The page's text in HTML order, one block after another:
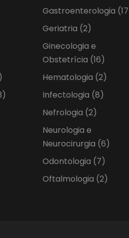
Gastroenterologia
Geriatria (2)
Ginecologia e
Obstetrícia (16)
Hematologia (2)
Infectologia (8)
Nefrologia (2)
Neurologia e
Neurocirurgia (6)
Odontologia (7)
Oftalmologia (2)